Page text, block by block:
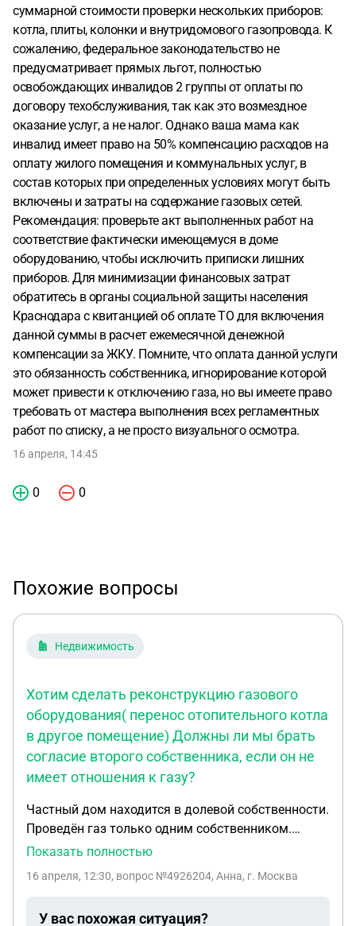
суммарной стоимости проверки нескольких приборов:
котла, плиты, колонки и внутридомового газопровода. К
сожалению, федеральное законодательство не
предусматривает прямых льгот, полностью
освобождающих инвалидов 2 группы от оплаты по
договору техобслуживания, так как это возмездное
оказание услуг, а не налог. Однако ваша мама как
инвалид имеет право на 50% компенсацию расходов на
оплату жилого помещения и коммунальных услуг, в
состав которых при определенных условиях могут быть
включены и затраты на содержание газовых сетей.
Рекомендация: проверьте акт выполненных работ на
соответствие фактически имеющемуся в доме
оборудованию, чтобы исключить приписки лишних
приборов. Для минимизации финансовых затрат
обратитесь в органы социальной защиты населения
Краснодара с квитанцией об оплате ТО для включения
данной суммы в расчет ежемесячной денежной
компенсации за ЖКУ. Помните, что оплата данной услуги
это обязанность собственника, игнорирование которой
может привести к отключению газа, но вы имеете право
требовать от мастера выполнения всех регламентных
работ по списку, а не просто визуального осмотра.
16 апреля, 14:45
0 0
Похожие вопросы
Недвижимость
Хотим сделать реконструкцию газового
оборудования( перенос отопительного котла
в другое помещение) Должны ли мы брать
согласие второго собственника, если он не
имеет отношения к газу?
Частный дом находится в долевой собственности.
Проведён газ только одним собственником.
Хотим сделать реконструкцию газового
другое помещение) Должны ли мы брать согласие
Показать полностью
16 апреля, 12:30, вопрос №4926204, Анна, г. Москва
У вас похожая ситуация?